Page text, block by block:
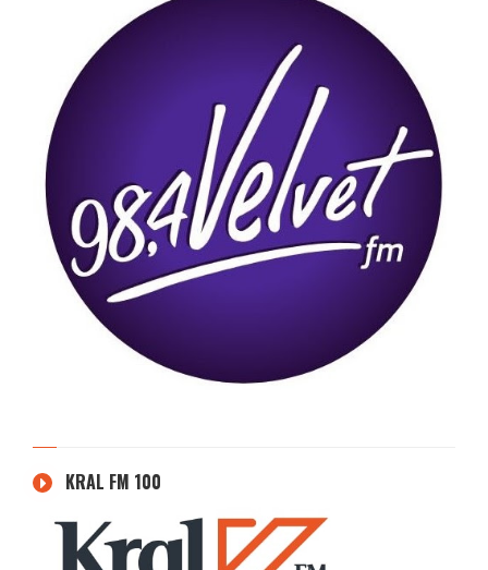
KRAL FM 100